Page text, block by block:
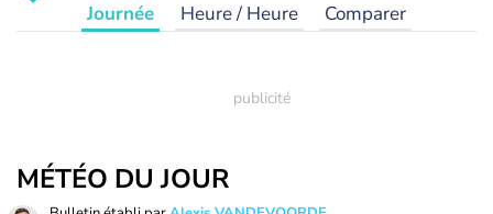
Journée Heure / Heure Comparer
MÉTÉO DU JOUR